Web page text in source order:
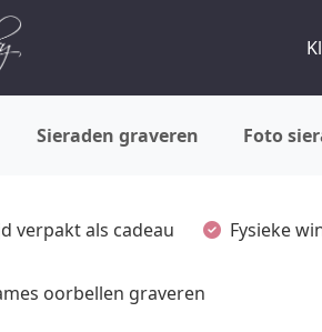
Sieraden graveren Foto
verpakt als cadeau Fysieke
oorbellen graveren